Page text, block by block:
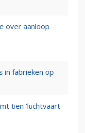
over aanloop
in fabrieken op
tien ‘luchtvaart-